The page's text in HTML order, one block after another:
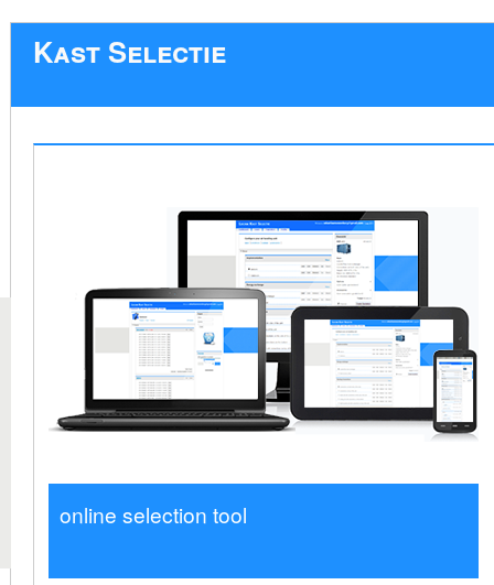
Kast Selectie
online selection tool